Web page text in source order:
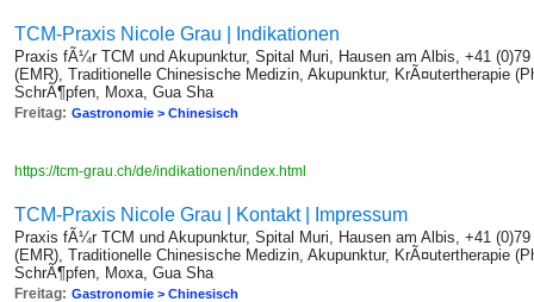
TCM-Praxis Nicole Grau | Indikationen
Praxis fÃ¼r TCM und Akupunktur, Spital Muri, Hausen am Albis, +41
(EMR), Traditionelle Chinesische Medizin, Akupunktur, KrÃ¤utertherapie
SchrÃ¶pfen, Moxa, Gua Sha
Freitag: Gastronomie > Chinesisch
https://tcm-grau.ch/de/indikationen/index.html
TCM-Praxis Nicole Grau | Kontakt | Impressum
Praxis fÃ¼r TCM und Akupunktur, Spital Muri, Hausen am Albis, +41
(EMR), Traditionelle Chinesische Medizin, Akupunktur, KrÃ¤utertherapie
SchrÃ¶pfen, Moxa, Gua Sha
Freitag: Gastronomie > Chinesisch